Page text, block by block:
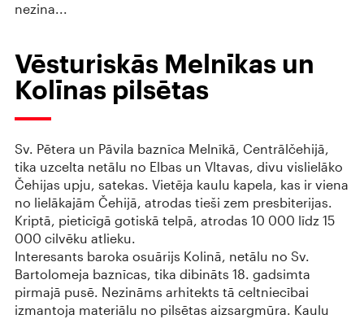
nezina...
Vēsturiskās Melnīkas un
Kolīnas pilsētas
Sv. Pētera un Pāvila baznīca Melnīkā, Centrālčehijā,
tika uzcelta netālu no Elbas un Vltavas, divu vislielāko
Čehijas upju, satekas. Vietēja kaulu kapela, kas ir viena
no lielākajām Čehijā, atrodas tieši zem presbiterijas.
Kriptā, pieticīgā gotiskā telpā, atrodas 10 000 līdz 15
000 cilvēku atlieku.
Interesants baroka osuārijs Kolinā, netālu no Sv.
Bartolomeja baznīcas, tika dibināts 18. gadsimta
pirmajā pusē. Nezināms arhitekts tā celtniecībai
izmantoja materiālu no pilsētas aizsargmūra. Kaulu